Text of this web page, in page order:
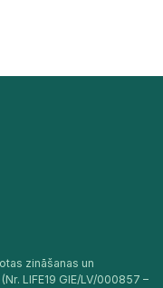
zināšanas un
LIFE19 GIE/LV/000857 –